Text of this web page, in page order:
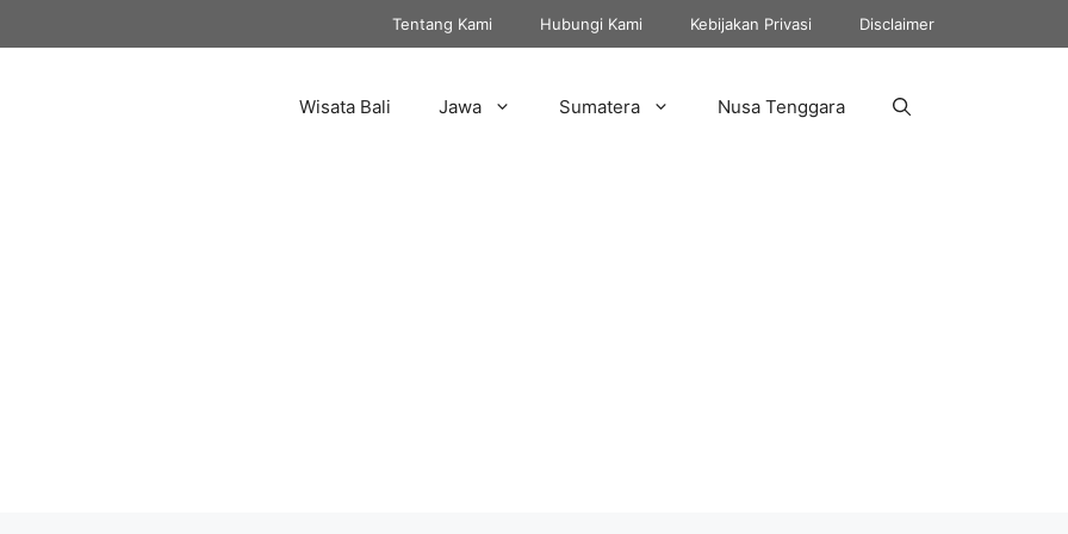
Tentang Kami Hubungi Kami Kebijakan Privasi Disclaimer
Wisata Bali Jawa Sumatera Nusa Tenggara